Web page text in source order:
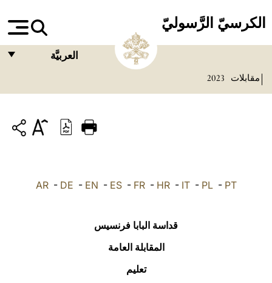
الكرسيّ الرَّسوليّ
العربيَّة
ITALIANO
مقابلات 2023
AR- DE - EN - ES- FR- HR- IT- PL- PT
قداسة البابا فرنسيس
المقابلة العامة
تعليم